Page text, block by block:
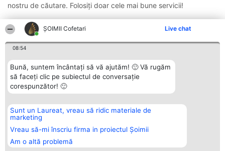
ȘOIMII Cofetari Live chat
08:54
Bună, suntem încântați să vă ajutăm! 🙂 Vă rugăm
să faceți clic pe subiectul de conversație
corespunzător! 🙂
Sunt un Laureat, vreau să ridic materiale de
marketing
Vreau să-mi înscriu firma in proiectul Șoimii
Am o altă problemă
nostru de căutare. Folosiți doar cele mai bune servicii!
Organizator Ranking
BRIGHT SOLUTIONS BR SRL
Aleea Timisul De Sus 2 Bl. A30
Sc. A Et. 4 Ap. 13 Cod 061952
București
CUI 36737675
Plebiscyt
Lista Tuturor
Laureaților
Statut
Contact